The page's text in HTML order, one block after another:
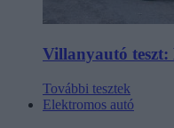
Villanyautó
További tesztek
Elektromos autó